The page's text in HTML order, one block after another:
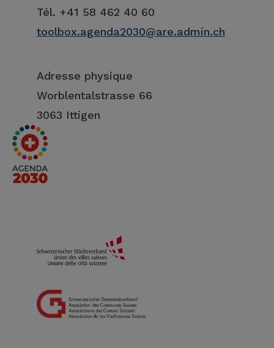
Tél. +41 58 462 40 60
toolbox.agenda2030@are.admin.ch
Adresse physique
Worblentalstrasse 66
3063 Ittigen